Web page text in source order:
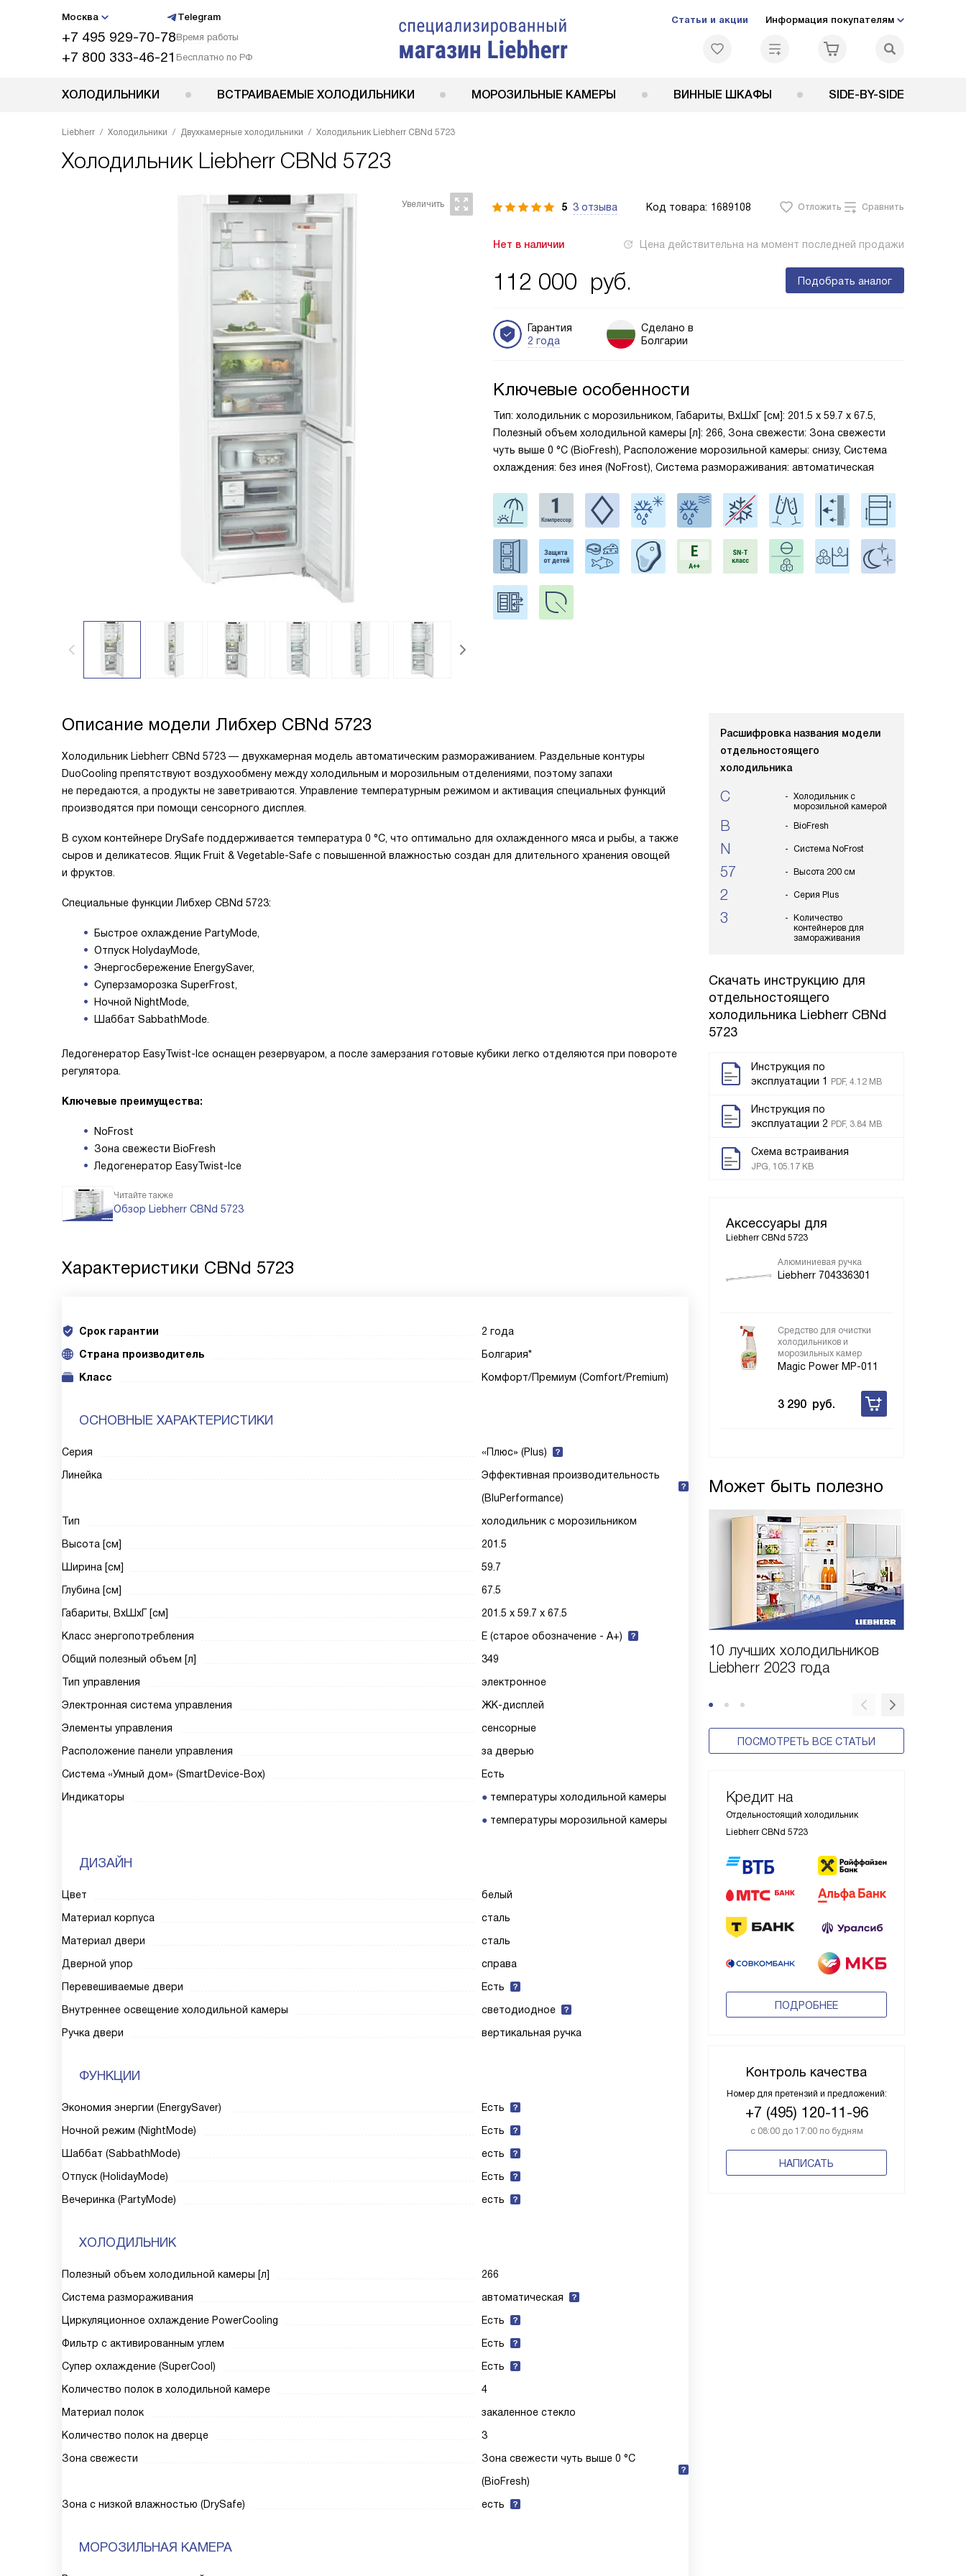
Москва Telegram
+7 495 929-70-78Время работы
+7 800 333-46-21 Бесплатно по РФ
Статьи и акции Информация покупателям
ХОЛОДИЛЬНИКИ ВСТРАИВАЕМЫЕ ХОЛОДИЛЬНИКИ МОРОЗИЛЬНЫЕ КАМЕРЫ ВИННЫЕ ШКАФЫ SIDE-BY-SIDE
Liebherr Холодильники Двухкамерные холодильники Холодильник Liebherr CBNd 5723
Холодильник Liebherr CBNd 5723
5 3 отзыва Код товара: 1689108 Отложить Сравнить
Нет в наличии Цена действительна на момент последней продажи
112 000 руб. Подобрать аналог
Гарантия
2 года
Сделано в
Болгарии
Ключевые особенности
Тип: холодильник с морозильником, Габариты, ВxШxГ [см]: 201.5 х 59.7 х 67.5,
Полезный объем холодильной камеры [л]: 266, Зона свежести: Зона свежести
чуть выше 0 °С (BioFresh), Расположение морозильной камеры: снизу, Система
охлаждения: без инея (NoFrost), Система размораживания: автоматическая
Расшифровка названия модели
отдельностоящего
холодильника
C
Холодильник с
морозильной камерой
B BioFresh
N Система NoFrost
57 Высота 200 см
2 Серия Plus
3
Количество
контейнеров для
замораживания
Скачать инструкцию для
отдельностоящего
холодильника Liebherr CBNd
5723
Инструкция по
эксплуатации 1
PDF, 4.12 MB
Инструкция по
эксплуатации 2 PDF, 3.84 MB
Схема встраивания
JPG, 105.17 KB
Аксессуары для
Liebherr CBNd 5723
Алюминиевая ручка
Liebherr 704336301
Средство для очистки
холодильников и
морозильных камер
Magic Power MP-011
3 290 руб.
Может быть полезно
10 лучших холодильников
Liebherr 2023 года
ПОСМОТРЕТЬ ВСЕ СТАТЬИ
Кредит на
Отдельностоящий холодильник
Liebherr CBNd 5723
ПОДРОБНЕЕ
Контроль качества
Номер для претензий и предложений:
+7 (495) 120-11-96
с 08:00 до 17:00 по будням
НАПИСАТЬ
Описание модели Либхер CBNd 5723
Холодильник Liebherr CBNd 5723 — двухкамерная модель автоматическим размораживанием. Раздельные контуры
DuoCooling препятствуют воздухообмену между холодильным и морозильным отделениями, поэтому запахи
не передаются, а продукты не заветриваются. Управление температурным режимом и активация специальных функций
производятся при помощи сенсорного дисплея.
В сухом контейнере DrySafe поддерживается температура 0 °C, что оптимально для охлажденного мяса и рыбы, а также
сыров и деликатесов. Ящик Fruit & Vegetable-Safe с повышенной влажностью создан для длительного хранения овощей
и фруктов.
Специальные функции Либхер CBNd 5723:
Быстрое охлаждение PartyMode,
Отпуск HolydayMode,
Энергосбережение EnergySaver,
Суперзаморозка SuperFrost,
Ночной NightMode,
Шаббат SabbathMode.
Ледогенератор EasyTwist-Ice оснащен резервуаром, а после замерзания готовые кубики легко отделяются при повороте
регулятора.
Ключевые преимущества:
NoFrost
Зона свежести BioFresh
Ледогенератор EasyTwist-Ice
Читайте также
Обзор Liebherr CBNd 5723
Характеристики CBNd 5723
Срок гарантии
2 года
Cтрана производитель
Болгария*
Класс
Комфорт/Премиум (Comfort/Premium)
ОСНОВНЫЕ ХАРАКТЕРИСТИКИ
Серия
«Плюс» (Plus)
Линейка
Эффективная производительность
(BluPerformance)
Тип
холодильник с морозильником
Высота [см]
201.5
Ширина [см]
59.7
Глубина [см]
67.5
Габариты, ВxШxГ [см]
201.5 х 59.7 х 67.5
Класс энергопотребления
E (старое обозначение - A+)
Общий полезный объем [л]
349
Тип управления
электронное
Электронная система управления
ЖК-дисплей
Элементы управления
сенсорные
Расположение панели управления
за дверью
Система «Умный дом» (SmartDevice-Box)
Есть
Индикаторы
температуры холодильной камеры
температуры морозильной камеры
ДИЗАЙН
Цвет
белый
Материал корпуса
сталь
Материал двери
сталь
Дверной упор
справа
Перевешиваемые двери
Есть
Внутреннее освещение холодильной камеры
светодиодное
Ручка двери
вертикальная ручка
ФУНКЦИИ
Экономия энергии (EnergySaver)
Есть
Ночной режим (NightMode)
Есть
Шаббат (SabbathMode)
есть
Отпуск (HolidayMode)
Есть
Вечеринка (PartyMode)
есть
ХОЛОДИЛЬНИК
Полезный объем холодильной камеры [л]
266
Система размораживания
автоматическая
Циркуляционное охлаждение PowerCooling
Есть
Фильтр с активированным углем
Есть
Супер охлаждение (SuperCool)
Есть
Количество полок в холодильной камере
4
Материал полок
закаленное стекло
Количество полок на дверце
3
Зона свежести
Зона свежести чуть выше 0 °С
(BioFresh)
Зона с низкой влажностью (DrySafe)
есть
МОРОЗИЛЬНАЯ КАМЕРА